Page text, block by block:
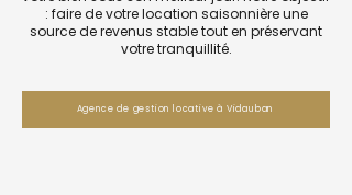
: faire de votre location saisonnière une
source de revenus stable tout en préservant
votre tranquillité.
Agence de gestion locative à Vidauban